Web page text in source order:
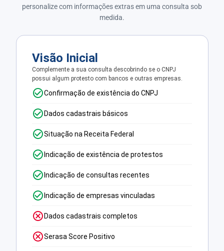
personalize com informações extras em uma consulta sob
medida.
Visão Inicial
Complemente a sua consulta descobrindo se o CNPJ
possui algum protesto com bancos e outras empresas.
Confirmação de existência do CNPJ
Dados cadastrais básicos
Situação na Receita Federal
Indicação de existência de protestos
Indicação de consultas recentes
Indicação de empresas vinculadas
Dados cadastrais completos
Serasa Score Positivo